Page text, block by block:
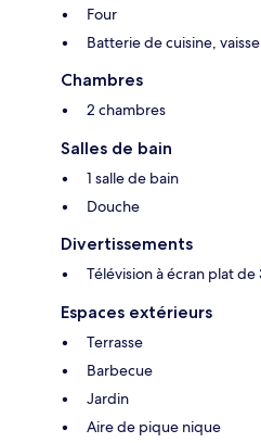
Four
Batterie de cuisine,
Chambres
2 chambres
Salles de bain
1 salle de bain
Douche
Divertissements
Télévision à écran plat
Espaces extérieurs
Terrasse
Barbecue
Jardin
Aire de pique nique